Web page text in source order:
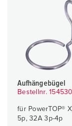
Aufhängebügel
Bestellnr.
für PowerTOP®
5p, 32A 3p-4p